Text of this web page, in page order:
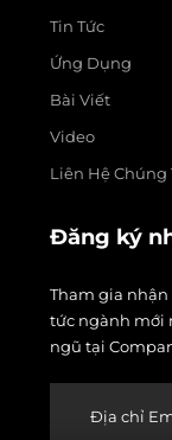
Tin Tức
Ứng Dụng
Bài Viết
Video
Liên Hệ Chúng
Đăng ký
Tham gia
tức ngành mới
ngũ tại